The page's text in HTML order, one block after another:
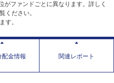
がファンドごとに異なります。詳しく
ください。
す。
配金情報 関連レポート